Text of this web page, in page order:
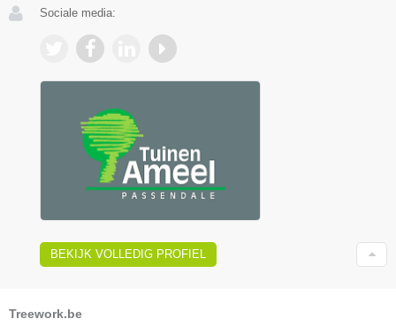
Sociale media:
BEKIJK VOLLEDIG PROFIEL
Treework.be